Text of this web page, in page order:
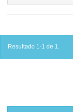
Resultado 1-1 de 1.